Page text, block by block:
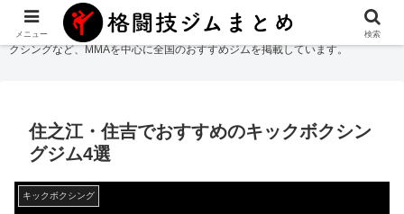
格闘技ジムまとめ
では総合格闘技・柔術・レスリング・キックボクシング・ボ
クシングなど、MMAを中心に全国のおすすめジムを掲載しています。
住之江・住吉でおすすめのキックボクシン
グジム4選
キックボクシング
メニュー 検索